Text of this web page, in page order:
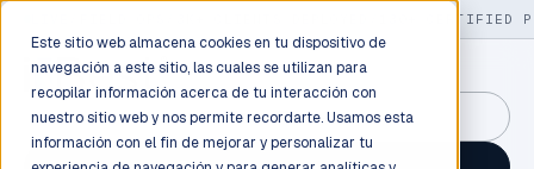
Este sitio web almacena cookies en tu dispositivo de
navegación a este sitio, las cuales se utilizan para
recopilar información acerca de tu interacción con
nuestro sitio web y nos permite recordarte. Usamos esta
información con el fin de mejorar y personalizar tu
130+ CERTIFIED
GuidancePlex →